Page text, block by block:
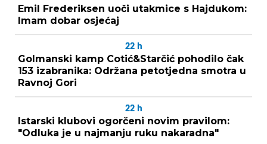
Emil Frederiksen uoči utakmice s Hajdukom:
Imam dobar osjećaj
22 h
Golmanski kamp Cotić&Starčić pohodilo čak
153 izabranika: Održana petotjedna smotra u
Ravnoj Gori
22 h
Istarski klubovi ogorčeni novim pravilom:
"Odluka je u najmanju ruku nakaradna"